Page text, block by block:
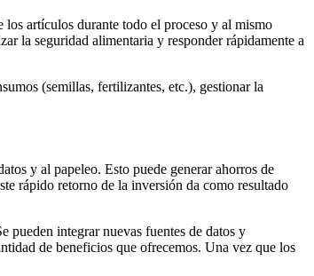
los artículos durante todo el proceso y al mismo
la seguridad alimentaria y responder rápidamente a
(semillas, fertilizantes, etc.), gestionar la
y al papeleo. Esto puede generar ahorros de
rápido retorno de la inversión da como resultado
pueden integrar nuevas fuentes de datos y
de beneficios que ofrecemos. Una vez que los